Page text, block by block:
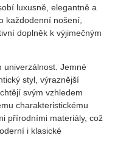
luxusně, elegantně a
každodenní nošení,
doplněk k výjimečným
univerzálnost. Jemné
styl, výraznější
svým vzhledem
charakteristickému
přírodními materiály, což
i klasické